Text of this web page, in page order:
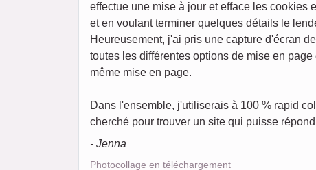
effectue une mise à jour et efface les cookies
et en voulant terminer quelques détails le
Heureusement, j'ai pris une capture d'écran
toutes les différentes options de mise en
même mise en page.
Dans l'ensemble, j'utiliserais à 100 % rapid
cherché pour trouver un site qui puisse
- Jenna
Photocollage en téléchargement